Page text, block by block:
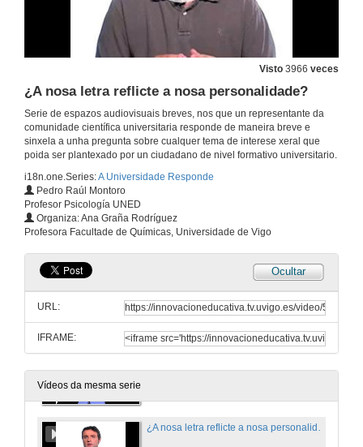
Visto 3966 veces
¿A nosa letra reflicte a nosa personalidade?
Serie de espazos audiovisuais breves, nos que un representante da
comunidade científica universitaria responde de maneira breve e
sinxela a unha pregunta sobre cualquer tema de interese xeral que
poida ser plantexado por un ciudadano de nivel formativo universitario.
i18n.one.Series:A Universidade Responde
Pedro Raúl Montoro
Profesor Psicología UNED
Organiza: Ana Graña Rodríguez
Profesora Facultade de Químicas, Universidade de Vigo
Ocultar
URL:
IFRAME:
Vídeos da mesma serie
¿O experimento subliminal dos flocos de millo e a Coca-Cola chegou a realizarse?
20 de dec. de 2012
¿Engánannos os sentidos?
20 de dec. de 2012
¿Por que se desenvolve a enfermidade do Alzheimer?
20 de dec. de 2012
¿Hai persoas con predisposición a drogarse?
¿A nosa letra reflicte a nosa personalidade?